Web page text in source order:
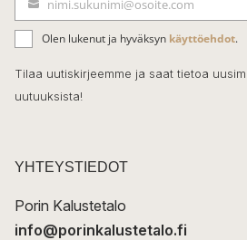
b
o
o
k
ä
h
k
t
nimi.sukunimi@osoite.com
Olen lukenut ja hyväksyn käyttöehdot.
Tilaa uutiskirjeemme ja saat tietoa
uutuuksista!
YHTEYSTIEDOT
Porin Kalustetalo
info@porinkalustetalo.fi